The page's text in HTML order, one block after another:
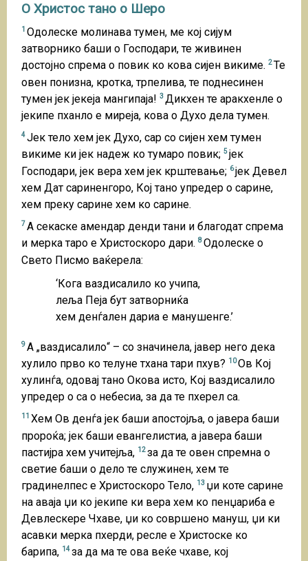
О Христос тано о Шеро
1 Одолеске молинава тумен, ме кој сијум
затворнико баши о Господари, те живинен
достојно спрема о повик ко кова сијен викиме. 2Те
овен понизна, кротка, трпелива, те поднесинен
тумен јек јекеја мангипаја! 3Дикхен те аракхенле о
јекипе пханло е миреја, кова о Духо дела тумен.
4Јек тело хем јек Духо, сар со сијен хем тумен
викиме ки јек надеж ко тумаро повик; 5јек
Господари, јек вера хем јек крштевање; 6јек Девел
хем Дат сариненгоро, Кој тано упредер о сарине,
хем преку сарине хем ко сарине.
7А секаске амендар денди тани и благодат спрема
и мерка таро е Христоскоро дари. 8Одолеске о
Свето Писмо ваќерела:
‘Кога ваздисалило ко учипа,
леља Пеја бут затворниќа
хем денѓален дариа е манушенге.’
9А „ваздисалило“ – со значинела, јавер него дека
хулило прво ко телуне тхана тари пхув? 10Ов Кој
хулинѓа, одовај тано Окова исто, Кој ваздисалило
упредер о са о небесиа, за да те пхерел са.
11 Xем Ов денѓа јек баши апостојља, о јавера баши
пророќа; јек баши евангелистиа, а јавера баши
пастијра хем учитејља, 12за да те овен спремна о
светие баши о дело те служинен, хем те
градинелпес е Христоскоро Тело, 13 џи коте сарине
на аваја џи ко јекипе ки вера хем ко пенџариба е
Девлескере Чхаве, џи ко совршено мануш, џи ки
асавки мерка пхерди, ресле е Христоске ко
барипа, 14за да ма те ова веќе чхаве, кој